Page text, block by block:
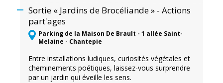
Sortie « Jardins de Brocéliande » - Actions
part'ages
Parking de la Maison De Brault - 1 allée Saint-
Melaine - Chantepie
Entre installations ludiques, curiosités végétales et
cheminements poétiques, laissez-vous surprendre
par un jardin qui éveille les sens.